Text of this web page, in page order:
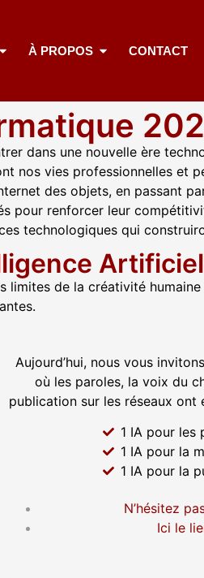
À PROPOS CONTACT
dans une nouvelle ère
nos vies professionnelles et
des objets, en passant
pour renforcer leur
technologiques qui
limites de la créativité
Aujourd’hui, nous vous
où les paroles, la voix du
publication sur les réseaux ont
1 IA pour les
1 IA pour la
1 IA pour la
N’hésitez
Ici le